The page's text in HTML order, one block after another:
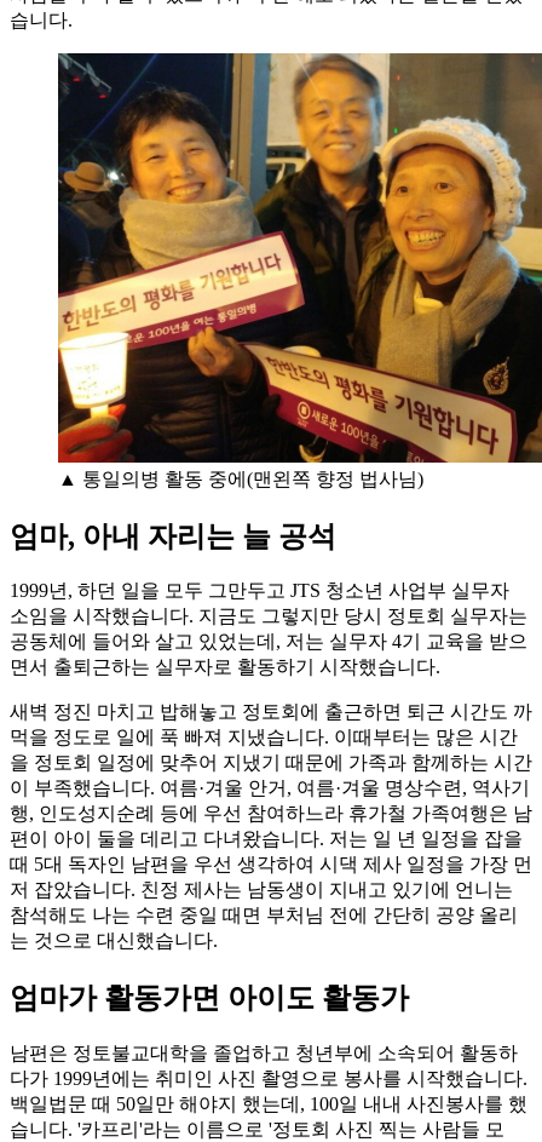
습니다.
▲ 통일의병 활동 중에(맨왼쪽 향정 법사님)
엄마, 아내 자리는 늘 공석
1999년, 하던 일을 모두 그만두고 JTS 청소년 사업부 실무자
소임을 시작했습니다. 지금도 그렇지만 당시 정토회 실무자는
공동체에 들어와 살고 있었는데, 저는 실무자 4기 교육을 받으
면서 출퇴근하는 실무자로 활동하기 시작했습니다.
새벽 정진 마치고 밥해놓고 정토회에 출근하면 퇴근 시간도 까
먹을 정도로 일에 푹 빠져 지냈습니다. 이때부터는 많은 시간
을 정토회 일정에 맞추어 지냈기 때문에 가족과 함께하는 시간
이 부족했습니다. 여름·겨울 안거, 여름·겨울 명상수련, 역사기
행, 인도성지순례 등에 우선 참여하느라 휴가철 가족여행은 남
편이 아이 둘을 데리고 다녀왔습니다. 저는 일 년 일정을 잡을
때 5대 독자인 남편을 우선 생각하여 시댁 제사 일정을 가장 먼
저 잡았습니다. 친정 제사는 남동생이 지내고 있기에 언니는
참석해도 나는 수련 중일 때면 부처님 전에 간단히 공양 올리
는 것으로 대신했습니다.
엄마가 활동가면 아이도 활동가
남편은 정토불교대학을 졸업하고 청년부에 소속되어 활동하
다가 1999년에는 취미인 사진 촬영으로 봉사를 시작했습니다.
백일법문 때 50일만 해야지 했는데, 100일 내내 사진봉사를 했
습니다. '카프리'라는 이름으로 '정토회 사진 찍는 사람들 모